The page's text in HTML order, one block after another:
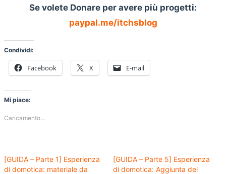
Se volete Donare per avere più progetti:
paypal.me/itchsblog
Condividi:
Facebook X E-mail
Mi piace:
Caricamento...
[GUIDA – Parte 1] Esperienza
di domotica: materiale da
[GUIDA – Parte 5] Esperienza
di domotica: Aggiunta del